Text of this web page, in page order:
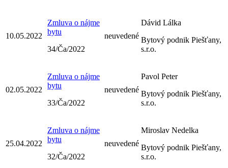
10.05.2022
Zmluva o nájme
bytu
34/Ča/2022
neuvedené
Dávid Lálka
Bytový podnik Piešťany,
s.r.o.
02.05.2022
Zmluva o nájme
bytu
33/Ča/2022
neuvedené
Pavol Peter
Bytový podnik Piešťany,
s.r.o.
25.04.2022
Zmluva o nájme
bytu
32/Ča/2022
neuvedené
Miroslav Nedelka
Bytový podnik Piešťany,
s.r.o.